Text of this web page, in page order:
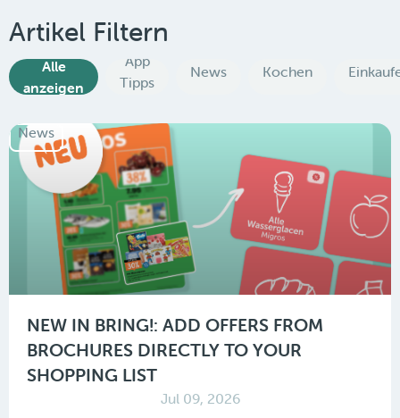
Artikel Filtern
Alle
anzeigen
App
Tipps
News Kochen
News
NEW IN BRING!: ADD OFFERS FROM
BROCHURES DIRECTLY TO YOUR
SHOPPING LIST
Jul 09, 2026